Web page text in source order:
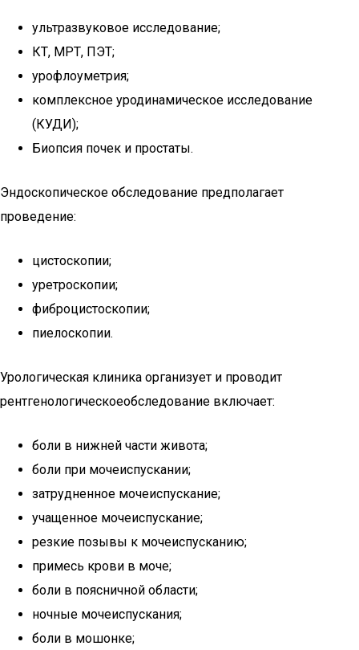
ультразвуковое исследование;
КТ, МРТ, ПЭТ;
урофлоуметрия;
комплексное уродинамическое исследование
(КУДИ);
Биопсия почек и простаты.
Эндоскопическое обследование предполагает
проведение:
цистоскопии;
уретроскопии;
фиброцистоскопии;
пиелоскопии.
Урологическая клиника организует и проводит
рентгенологическоеобследование включает:
боли в нижней части живота;
боли при мочеиспускании;
затрудненное мочеиспускание;
учащенное мочеиспускание;
резкие позывы к мочеиспусканию;
примесь крови в моче;
боли в поясничной области;
ночные мочеиспускания;
боли в мошонке;